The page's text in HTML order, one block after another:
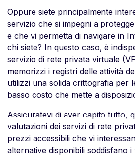
Oppure siete principalmente
servizio che si impegni a
e che vi permetta di navigare in
chi siete? In questo caso, è
servizio di rete privata virtuale
memorizzi i registri delle attività
utilizzi una solida crittografia per
basso costo che mette a
Assicuratevi di aver capito tutto,
valutazioni dei servizi di rete
prezzi accessibili che vi
alternative disponibili soddisfano